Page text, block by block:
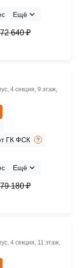
Ещё
640 ₽
4 секция, 9 этаж,
ГК ФСК
Ещё
180 ₽
4 секция, 11 этаж,